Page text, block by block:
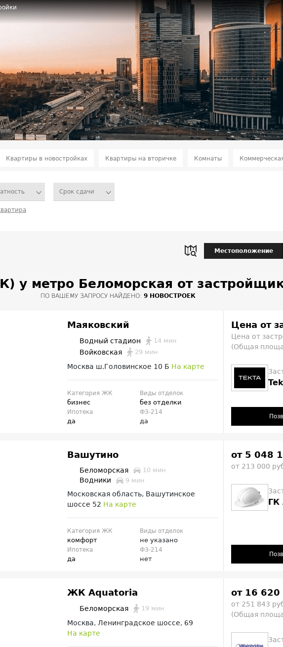
Квартиры в новостройках Квартиры на вторичке Комнаты
Срок сдачи
Местоположение
у метро Беломорская от
ПО ВАШЕМУ ЗАПРОСУ НАЙДЕНО: 9 НОВОСТРОЕК
Маяковский
Водный стадион 14 мин
Войковская 29 мин
Москва ш.Головинское 10 Б На карте
Категория ЖК
бизнес
Виды отделок
без отделки
Ипотека
да
ФЗ-214
да
Цена от
Цена от
(Общая
Вашутино
Беломорская 10 мин
Водники 9 мин
Московская область, Вашутинское
шоссе 52 На карте
Категория ЖК
комфорт
Виды отделок
не указано
Ипотека
да
ФЗ-214
нет
от 5 048
от 213 000
ЖК Aquatoria
Беломорская 19 мин
Москва, Ленинградское шоссе, 69
На карте
от 16
от 251 843
(Общая